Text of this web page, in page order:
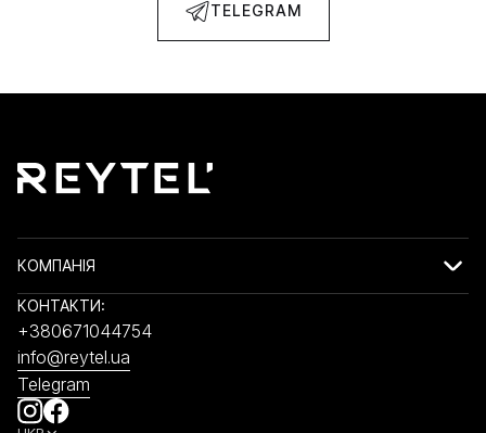
TELEGRAM
КОМПАНІЯ
КОНТАКТИ:
+380671044754
info@reytel.ua
Telegram